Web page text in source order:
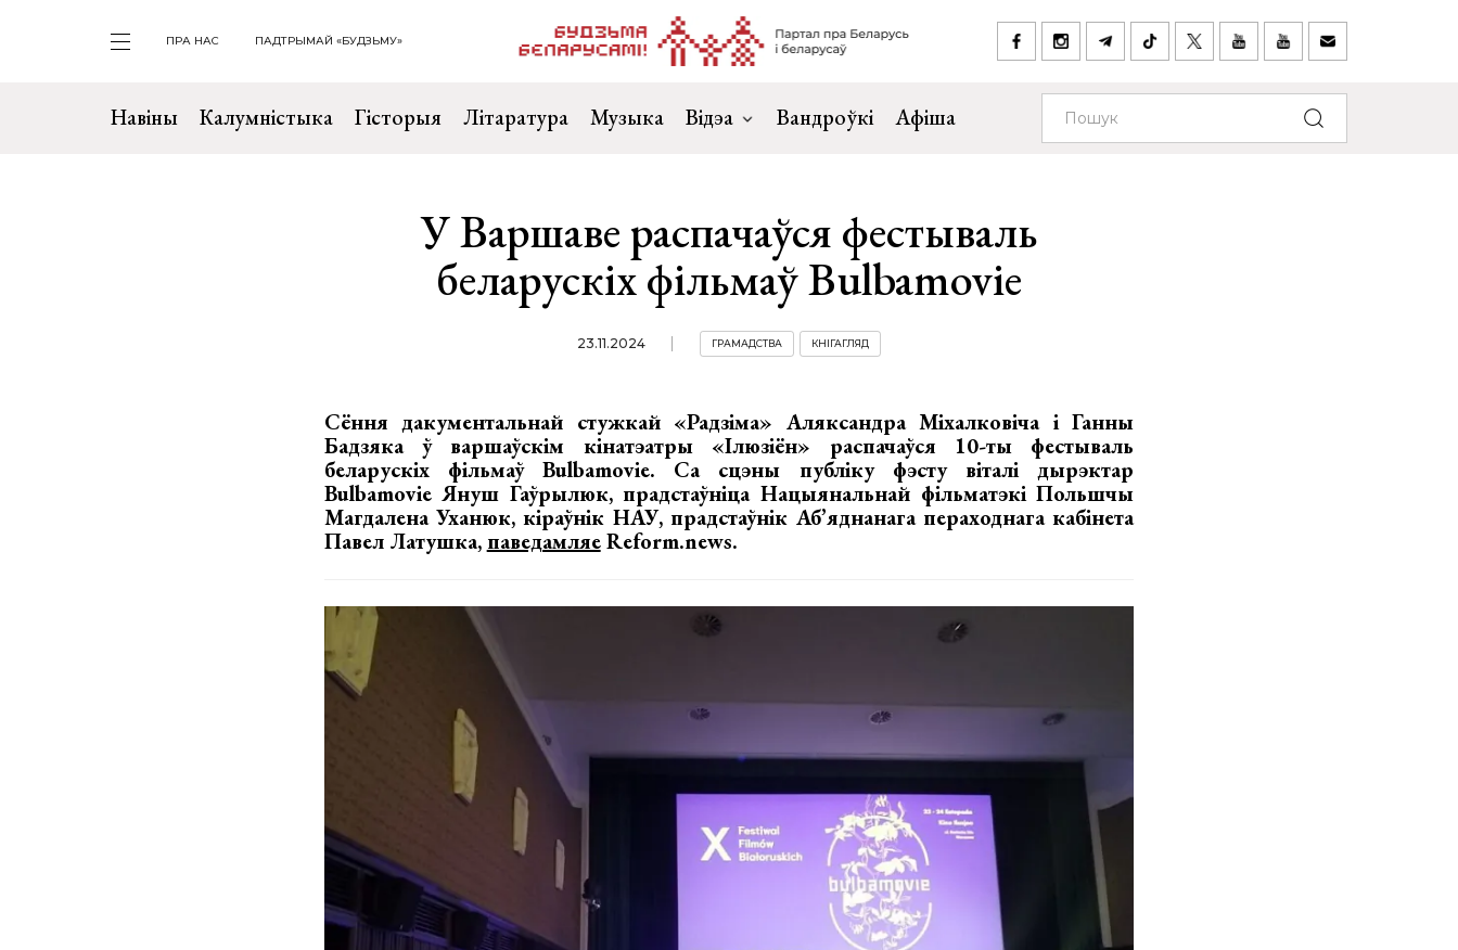
ПРА НАС ПАДТРЫМАЙ «БУДЗЬМУ»
Навіны Калумністыка Гісторыя Літаратура Музыка Відэа Вандроўкі Афіша
У Варшаве распачаўся фестываль
беларускіх фільмаў Bulbamovie
23.11.2024 ГРАМАДСТВА КНІГАГЛЯД
Сёння дакументальнай стужкай «Радзіма» Аляксандра Міхалковіча і Ганны
Бадзяка ў варшаўскім кінатэатры «Ілюзіён» распачаўся 10-ты фестываль
беларускіх фільмаў Bulbamovie. Са сцэны публіку фэсту віталі дырэктар
Bulbamovie Януш Гаўрылюк, прадстаўніца Нацыянальнай фільматэкі Польшчы
Магдалена Уханюк, кіраўнік НАУ, прадстаўнік Аб’яднанага пераходнага кабінета
Павел Латушка, паведамляеReform.news.